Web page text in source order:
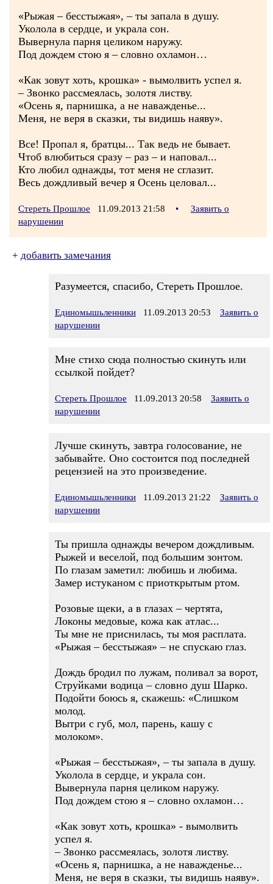
«Рыжая – бесстыжая», – ты запала в душу.
Уколола в сердце, и украла сон.
Вывернула парня целиком наружу.
Под дождем стою я – словно охламон…
«Как зовут хоть, крошка» - вымолвить успел я.
– Звонко рассмеялась, золотя листву.
«Осень я, парнишка, а не наважденье...
Меня, не веря в сказки, ты видишь наяву».
Все! Пропал я, братцы... Так ведь не бывает.
Чтоб влюбиться сразу – раз – и наповал...
Кто любил однажды, тот меня не сглазит.
Весь дождливый вечер я Осень целовал...
Стереть Прошлое 11.09.2013 21:58 •
Заявить о
нарушении
+ добавить замечания
Разумеется, спасибо, Стереть Прошлое.
Единомышьленники 11.09.2013 20:53
Заявить о
нарушении
Мне стихо сюда полностью скинуть или
ссылкой пойдет?
Стереть Прошлое 11.09.2013 20:58
Заявить о
нарушении
Лучше скинуть, завтра голосование, не
забывайте. Оно состоится под последней
рецензией на это произведение.
Единомышьленники 11.09.2013 21:22
Заявить о
нарушении
Ты пришла однажды вечером дождливым.
Рыжей и веселой, под большим зонтом.
По глазам заметил: любишь и любима.
Замер истуканом с приоткрытым ртом.
Розовые щеки, а в глазах – чертята,
Локоны медовые, кожа как атлас...
Ты мне не приснилась, ты моя расплата.
«Рыжая – бесстыжая» – не спускаю глаз.
Дождь бродил по лужам, поливал за ворот,
Струйками водица – словно душ Шарко.
Подойти боюсь я, скажешь: «Слишком
молод.
Вытри с губ, мол, парень, кашу с
молоком».
«Рыжая – бесстыжая», – ты запала в душу.
Уколола в сердце, и украла сон.
Вывернула парня целиком наружу.
Под дождем стою я – словно охламон…
«Как зовут хоть, крошка» - вымолвить
успел я.
– Звонко рассмеялась, золотя листву.
«Осень я, парнишка, а не наважденье...
Меня, не веря в сказки, ты видишь наяву».